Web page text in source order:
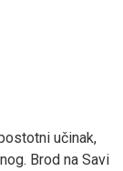
učinak,
Brod na Savi